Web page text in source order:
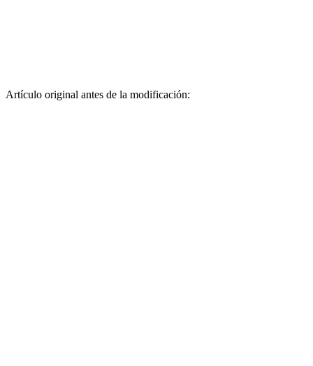
Artículo original antes de la modificación: